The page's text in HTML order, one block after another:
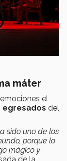
máter
el
egresados del
sido uno de los
porque lo
mágico y